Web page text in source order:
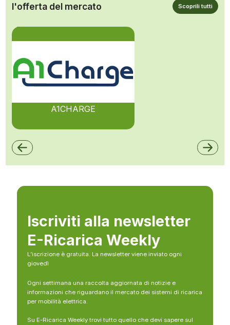
l'offerta del mercato Scoprili tutti
A1CHARGE
Iscriviti alla newsletter
E-Ricarica Weekly
L’iscrizione è gratuita. La newsletter viene inviato ogni
giovedì
Ogni settimana una raccolta aggiornata di notizie e
informazioni che riguardano il mercato dei sistemi di ricarica
per mobilità elettrica.
Su E-Ricarica Weekly trovi tutto quello che devi sapere sul